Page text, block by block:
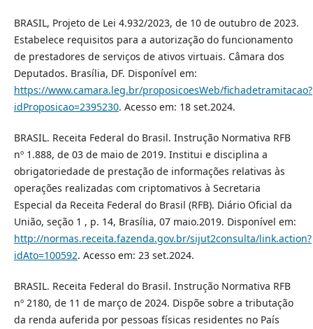
BRASIL, Projeto de Lei 4.932/2023, de 10 de outubro de 2023.
Estabelece requisitos para a autorização do funcionamento
de prestadores de serviços de ativos virtuais. Câmara dos
Deputados. Brasília, DF. Disponível em:
https://www.camara.leg.br/proposicoesWeb/fichadetramitacao?
idProposicao=2395230. Acesso em: 18 set.2024.
BRASIL. Receita Federal do Brasil. Instrução Normativa RFB
nº 1.888, de 03 de maio de 2019. Institui e disciplina a
obrigatoriedade de prestação de informações relativas às
operações realizadas com criptomativos à Secretaria
Especial da Receita Federal do Brasil (RFB). Diário Oficial da
União, seção 1 , p. 14, Brasília, 07 maio.2019. Disponível em:
http://normas.receita.fazenda.gov.br/sijut2consulta/link.action?
idAto=100592. Acesso em: 23 set.2024.
BRASIL. Receita Federal do Brasil. Instrução Normativa RFB
nº 2180, de 11 de março de 2024. Dispõe sobre a tributação
da renda auferida por pessoas físicas residentes no País